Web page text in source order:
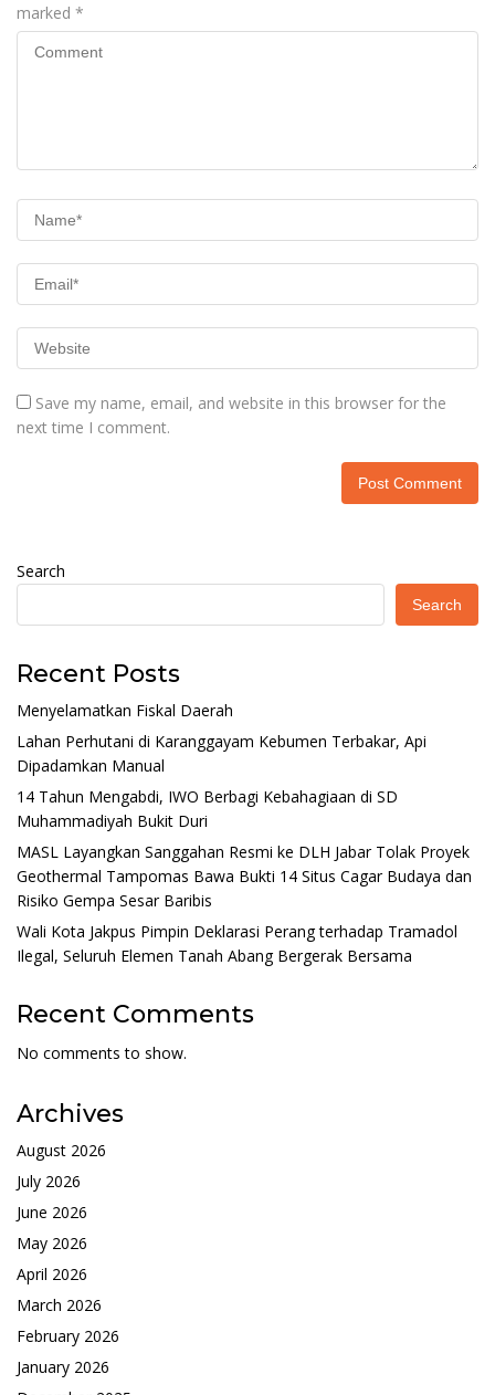
marked *
Save my name, email, and website in this browser for the
next time I comment.
Search
Search
Recent Posts
Menyelamatkan Fiskal Daerah
Lahan Perhutani di Karanggayam Kebumen Terbakar, Api
Dipadamkan Manual
14 Tahun Mengabdi, IWO Berbagi Kebahagiaan di SD
Muhammadiyah Bukit Duri
MASL Layangkan Sanggahan Resmi ke DLH Jabar Tolak Proyek
Geothermal Tampomas Bawa Bukti 14 Situs Cagar Budaya dan
Risiko Gempa Sesar Baribis
Wali Kota Jakpus Pimpin Deklarasi Perang terhadap Tramadol
Ilegal, Seluruh Elemen Tanah Abang Bergerak Bersama
Recent Comments
No comments to show.
Archives
August 2026
July 2026
June 2026
May 2026
April 2026
March 2026
February 2026
January 2026